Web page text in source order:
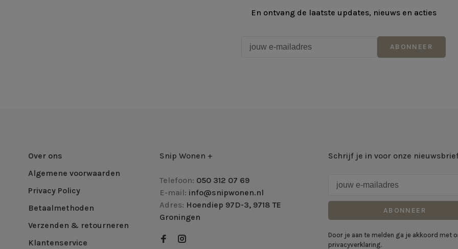
En ontvang de laatste updates, nieuws en acties
ABONNEER
Over ons
Algemene voorwaarden
Privacy Policy
Betaalmethoden
Verzenden & retourneren
Klantenservice
Snip Wonen +
Telefoon: 050 312 07 69
E-mail: info@snipwonen.nl
Adres: Hoendiep 97D-3, 9718 TE
Groningen
Schrijf je in voor onze
ABONNEER
Door je aan te melden ga je akkoord met
privacyverklaring.